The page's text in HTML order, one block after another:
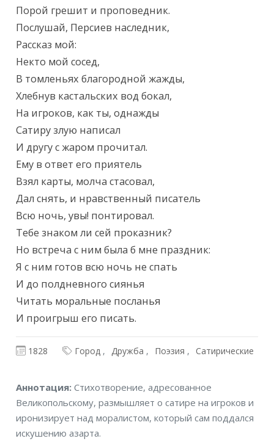
Порой грешит и проповедник.
Послушай, Персиев наследник,
Рассказ мой:
Некто мой сосед,
В томленьях благородной жажды,
Хлебнув кастальских вод бокал,
На игроков, как ты, однажды
Сатиру злую написал
И другу с жаром прочитал.
Ему в ответ его приятель
Взял карты, молча стасовал,
Дал снять, и нравственный писатель
Всю ночь, увы! понтировал.
Тебе знаком ли сей проказник?
Но встреча с ним была б мне праздник:
Я с ним готов всю ночь не спать
И до полдневного сиянья
Читать моральные посланья
И проигрыш его писать.
1828 Город Дружба Поэзия Сатирические
Аннотация
Аннотация:Стихотворение, адресованное
Великопольскому, размышляет о сатире на игроков и
иронизирует над моралистом, который сам поддался
искушению азарта.